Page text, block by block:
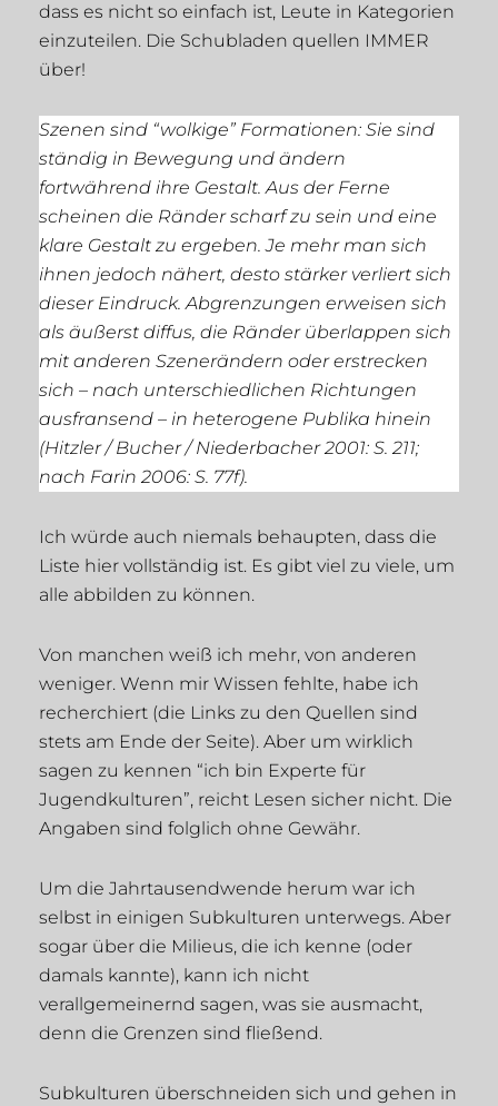
dass es nicht so einfach ist, Leute in Kategorien
einzuteilen. Die Schubladen quellen IMMER
über!
Szenen sind “wolkige” Formationen: Sie sind
ständig in Bewegung und ändern
fortwährend ihre Gestalt. Aus der Ferne
scheinen die Ränder scharf zu sein und eine
klare Gestalt zu ergeben. Je mehr man sich
ihnen jedoch nähert, desto stärker verliert sich
dieser Eindruck. Abgrenzungen erweisen sich
als äußerst diffus, die Ränder überlappen sich
mit anderen Szenerändern oder erstrecken
sich – nach unterschiedlichen Richtungen
ausfransend – in heterogene Publika hinein
(Hitzler / Bucher / Niederbacher 2001: S. 211;
nach Farin 2006: S. 77f).
Ich würde auch niemals behaupten, dass die
Liste hier vollständig ist. Es gibt viel zu viele, um
alle abbilden zu können.
Von manchen weiß ich mehr, von anderen
weniger. Wenn mir Wissen fehlte, habe ich
recherchiert (die Links zu den Quellen sind
stets am Ende der Seite). Aber um wirklich
sagen zu kennen “ich bin Experte für
Jugendkulturen”, reicht Lesen sicher nicht. Die
Angaben sind folglich ohne Gewähr.
Um die Jahrtausendwende herum war ich
selbst in einigen Subkulturen unterwegs. Aber
sogar über die Milieus, die ich kenne (oder
damals kannte), kann ich nicht
verallgemeinernd sagen, was sie ausmacht,
denn die Grenzen sind fließend.
Subkulturen überschneiden sich und gehen in